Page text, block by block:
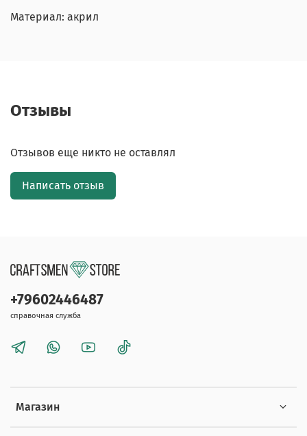
Материал: акрил
Отзывы
Отзывов еще никто не оставлял
Написать отзыв
Магазин
+79602446487
справочная служба